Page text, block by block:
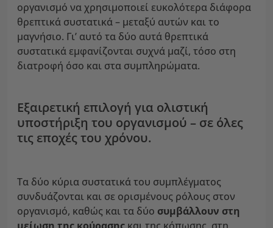
οργανισμό να χρησιμοποιεί ευκολότερα διάφορα
θρεπτικά συστατικά – μεταξύ αυτών και το
μαγνήσιο. Γι’ αυτό τα δύο αυτά θρεπτικά
συστατικά εμφανίζονται συχνά μαζί, τόσο στη
διατροφή όσο και στα συμπληρώματα.
Εξαιρετική επιλογή για ολιστική
υποστήριξη του οργανισμού – σε όλες
τις εποχές του χρόνου.
Τα δύο κύρια συστατικά του συμπλέγματος
συνδυάζονται και σε ορισμένους ρόλους στον
οργανισμό, καθώς και τα δύο συμβάλλουν στη